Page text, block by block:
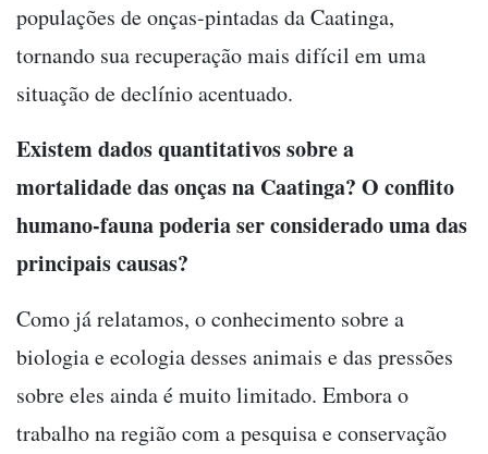
populações de onças-pintadas da Caatinga,
tornando sua recuperação mais difícil em uma
situação de declínio acentuado.
Existem dados quantitativos sobre a
mortalidade das onças na Caatinga? O conflito
humano-fauna poderia ser considerado uma das
principais causas?
Como já relatamos, o conhecimento sobre a
biologia e ecologia desses animais e das pressões
sobre eles ainda é muito limitado. Embora o
trabalho na região com a pesquisa e conservação